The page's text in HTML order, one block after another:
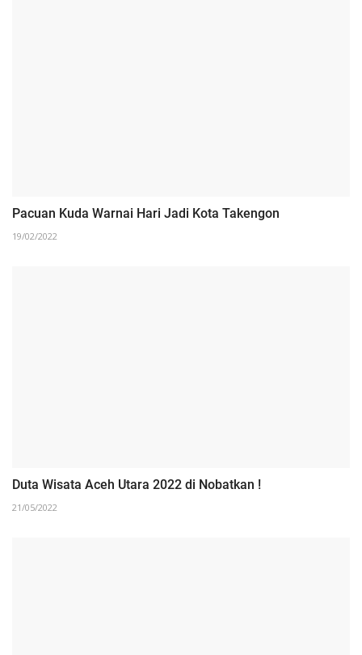
Pacuan Kuda Warnai Hari Jadi Kota Takengon
19/02/2022
Duta Wisata Aceh Utara 2022 di Nobatkan !
21/05/2022